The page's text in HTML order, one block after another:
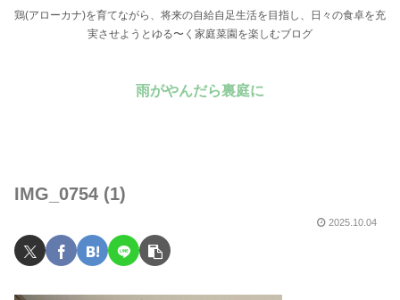
鶏(アローカナ)を育てながら、将来の自給自足生活を目指し、日々の食卓を充
実させようとゆる〜く家庭菜園を楽しむブログ
雨がやんだら裏庭に
IMG_0754 (1)
2025.10.04